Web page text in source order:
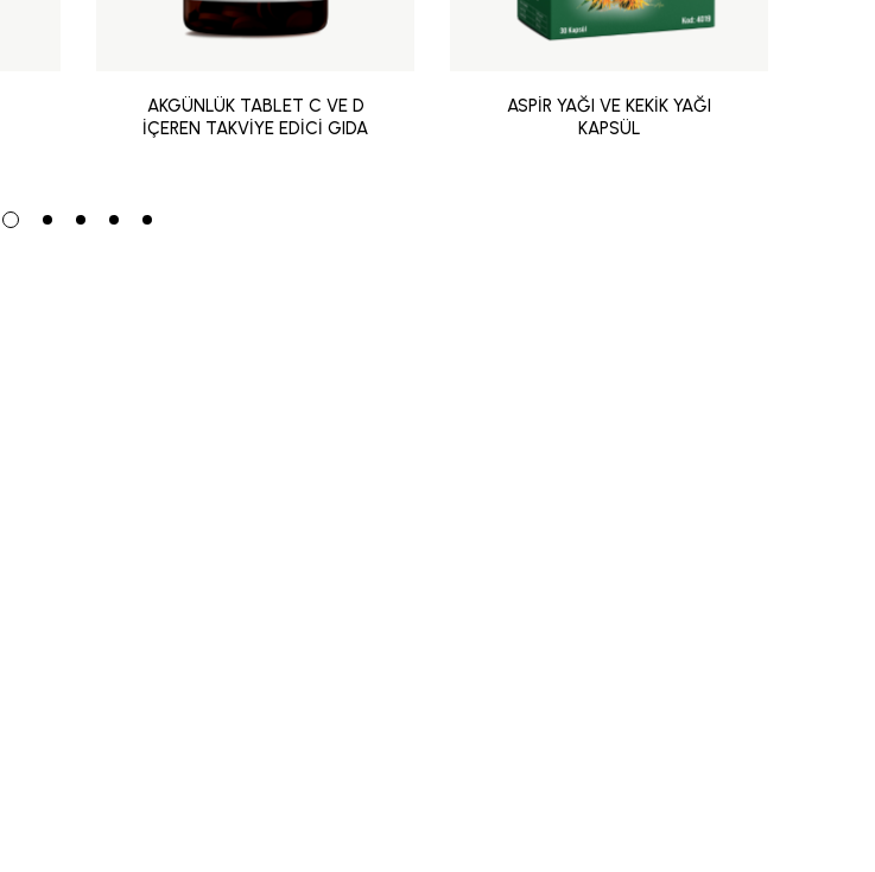
AKGÜNLÜK TABLET C VE D
İÇEREN TAKVİYE EDİCİ GIDA
ASPİR YAĞI VE KEKİK YAĞI
KAPSÜL